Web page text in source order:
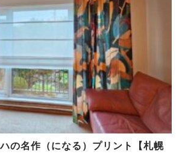
の名作（になる）プリント【札幌